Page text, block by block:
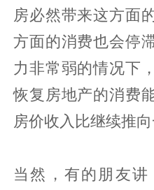
房必然带来这方面
方面的消费也会停
力非常弱的情况下
恢复房地产的消费
房价收入比继续推向
当然，有的朋友